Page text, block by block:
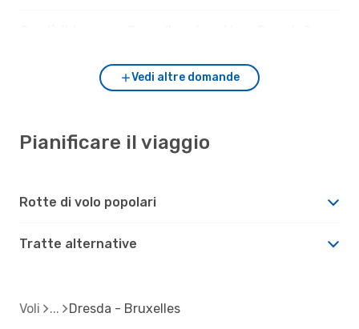
Vedi altre domande
Pianificare il viaggio
Rotte di volo popolari
Tratte alternative
Voli Dresda - Bruxelles